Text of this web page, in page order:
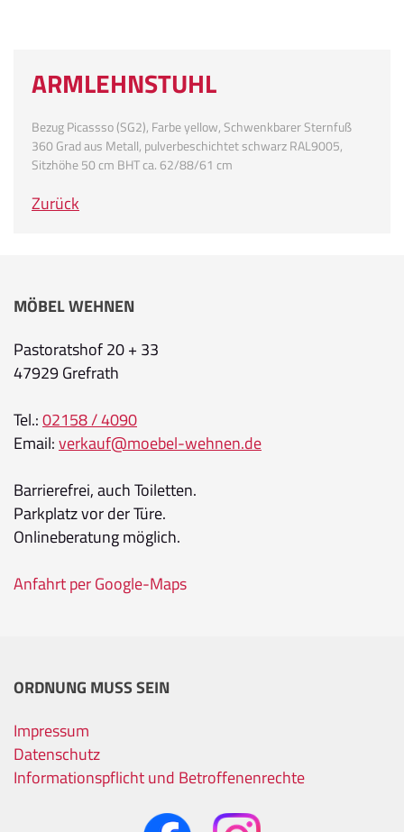
ARMLEHNSTUHL
Bezug Picassso (SG2), Farbe yellow, Schwenkbarer Sternfuß
360 Grad aus Metall, pulverbeschichtet schwarz RAL9005,
Sitzhöhe 50 cm BHT ca. 62/88/61 cm
Zurück
MÖBEL WEHNEN
Pastoratshof 20 + 33
47929 Grefrath
Tel.:02158 / 4090
Email:verkauf@moebel-wehnen.de
Barrierefrei, auch Toiletten.
Parkplatz vor der Türe.
Onlineberatung möglich.
Anfahrt per Google-Maps
ORDNUNG MUSS SEIN
Impressum
Datenschutz
Informationspflicht und Betroffenenrechte